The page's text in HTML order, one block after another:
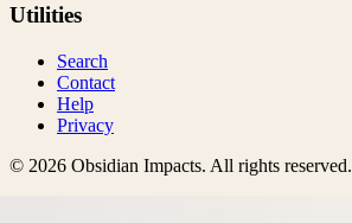
Utilities
Search
Contact
Help
Privacy
© 2026 Obsidian Impacts. All rights reserved.